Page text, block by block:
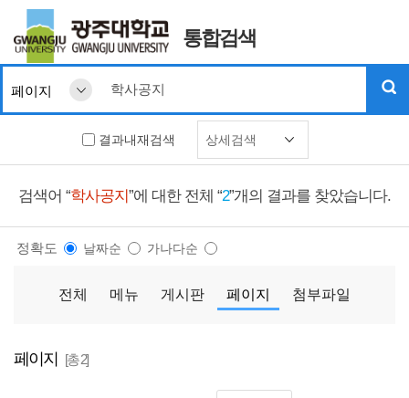
통합검색
결과내재검색 상세검색
검색어 “학사공지”에 대한 전체 “2”개의 결과를 찾았습니다.
정확도 날짜순 가나다순
전체 메뉴 게시판 페이지 첨부파일
페이지 [총 2]